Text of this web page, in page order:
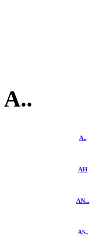
A..
A..
AH
AN...
AS..